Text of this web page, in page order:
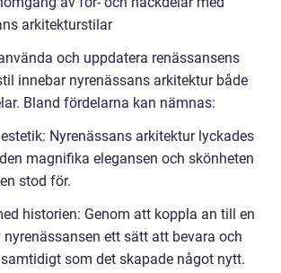
arkitekturstilar
och uppdatera renässansens
innebar nyrenässans arkitektur både
Bland fördelarna kan nämnas:
Nyrenässans arkitektur lyckades
magnifika elegansen och skönheten
stod för.
historien: Genom att koppla an till en
ett sätt att bevara och
som det skapade något nytt.